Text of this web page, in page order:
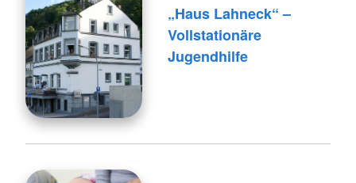
„Haus Lahneck“ –
Vollstationäre
Jugendhilfe